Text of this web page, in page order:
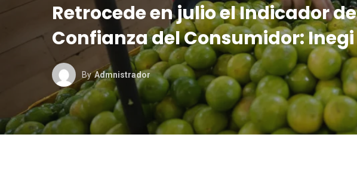
Retrocede en julio el Indicador de
Confianza del Consumidor: Inegi
By Admnistrador